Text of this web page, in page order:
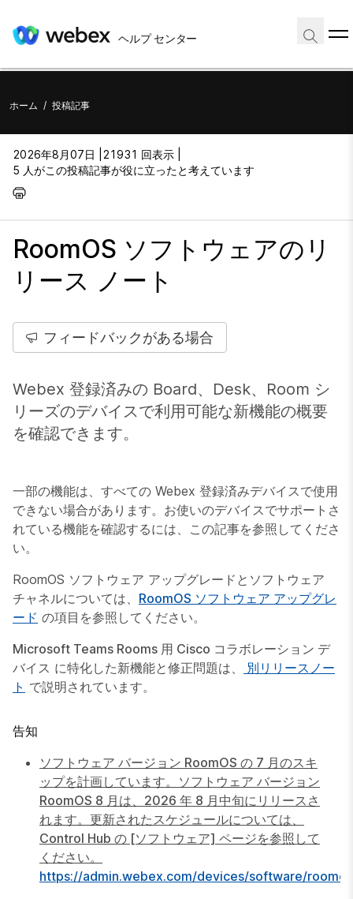
ヘルプ センター
ホーム / 投稿記事
2026年8月07日 |
21931 回表示 |
5 人がこの投稿記事が役に立ったと考えています
RoomOS ソフトウェアのリ
リース ノート
フィードバックがある場合
Webex 登録済みの Board、Desk、Room シ
リーズのデバイスで利用可能な新機能の概要
を確認できます。
一部の機能は、すべての Webex 登録済みデバイスで使用
できない場合があります。お使いのデバイスでサポートさ
れている機能を確認するには、この記事を参照してくださ
い。
RoomOS ソフトウェア アップグレードとソフトウェア
チャネルについては、 RoomOS ソフトウェア アップグレ
ード の項目を参照してください。
Microsoft Teams Rooms 用 Cisco コラボレーション デ
バイス に特化した新機能と修正問題は、
別リリースノー
ト で説明されています。
告知
ソフトウェア バージョン RoomOS の 7 月のスキ
ップを計画しています。ソフトウェア バージョン
RoomOS 8 月は、2026 年 8 月中旬にリリースさ
れます。更新されたスケジュールについては、
Control Hub の [ソフトウェア] ページを参照して
ください。
https://admin.webex.com/devices/software/roomos